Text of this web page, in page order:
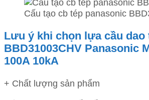
Cấu tạo cb tép panasonic
Lưu ý khi chọn lựa cầu dao
BBD31003CHV Panasonic
100A 10kA
+ Chất lượng sản phẩm